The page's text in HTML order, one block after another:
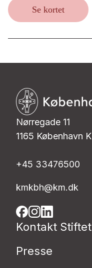
Se kortet
Nørregade 11
1165 København K
+45 33476500
kmkbh@km.dk
Kontakt Stiftet
Presse